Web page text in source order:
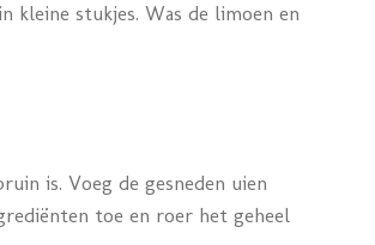
kleine stukjes. Was de limoen en
is. Voeg de gesneden uien
toe en roer het geheel